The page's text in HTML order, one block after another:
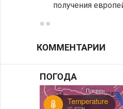
получения
КОММЕНТАРИИ
ПОГОДА